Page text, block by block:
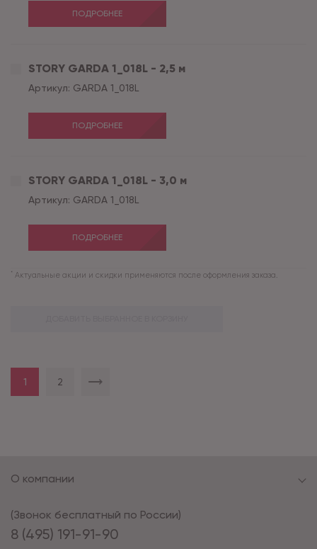
ПОДРОБНЕЕ
STORY GARDA 1_018L - 2,5 м
Артикул: GARDA 1_018L
ПОДРОБНЕЕ
STORY GARDA 1_018L - 3,0 м
Артикул: GARDA 1_018L
ПОДРОБНЕЕ
* Актуальные акции и скидки применяются после оформления заказа.
1 2
8 (495) 191-91-90
(Звонок бесплатный по России)
О компании